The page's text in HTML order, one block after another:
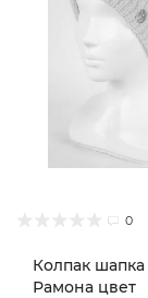
0
Колпак шапка
Рамона цвет